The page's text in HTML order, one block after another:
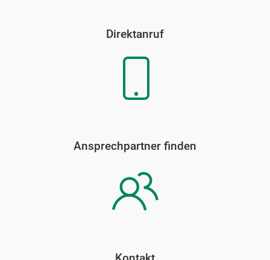
Direktanruf
Ansprechpartner finden